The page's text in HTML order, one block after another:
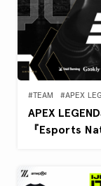
#TEAM #APEX
APEX
『Esports